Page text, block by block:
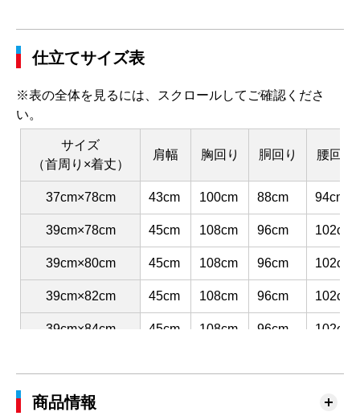
仕立てサイズ表
※表の全体を見るには、スクロールしてご確認くださ
い。
サイズ
（首周り×着丈）
肩幅 胸回り 胴回り 腰回り
37cm×78cm 43cm 100cm 88cm 94cm
39cm×78cm 45cm 108cm 96cm 102cm
39cm×80cm 45cm 108cm 96cm 102cm
39cm×82cm 45cm 108cm 96cm 102cm
39cm×84cm 45cm 108cm 96cm 102cm
41cm×82cm
商品情報